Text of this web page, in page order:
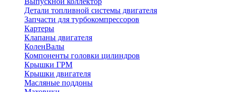
Детали топливной системы двигателя
Запчасти для турбокомпрессоров
Картеры
Клапаны двигателя
КоленВалы
Компоненты головки цилиндров
Крышки ГРМ
Крышки двигателя
Масляные поддоны